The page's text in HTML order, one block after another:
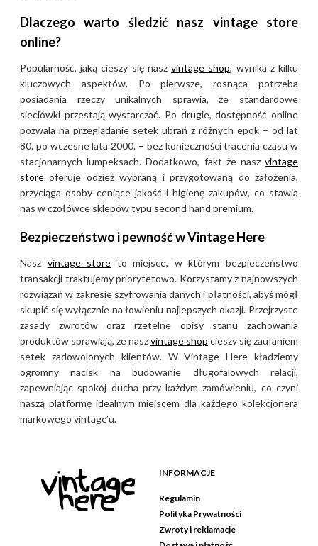
Dla kogo i na jakie okazje –
styl Rab
Odzież marki Rab jest
skierowana przede wszystkim
do profesjonalnych wspinaczy,
alpinistów oraz wymagających
miłośników outdooru, którzy
potrzebują niezawodnej
ochrony w najbardziej
ekstremalnych warunkach
vintage to klasyczny styl
sportowy o technicznym
charakterze, który doskonale
wpisuje się w nurt gorpcore,
łącząc górską funkcjonalność z
miejską wygodą. Ubrania te
najlepiej sprawdzają się
podczas wypraw
wysokogórskich, trekkingu
oraz zimowych aktywności, ale
dzięki swojej legendarnej
doskonałym wyborem do
codziennych, technicznych
stylizacji w przestrzeni
Dlaczego warto śledzić nasz vintage store
online?
Popularność, jaką cieszy się naszvintage shop, wynika z kilku
kluczowych aspektów. Po pierwsze, rosnąca potrzeba
posiadania rzeczy unikalnych sprawia, że standardowe
sieciówki przestają wystarczać. Po drugie, dostępność online
pozwala na przeglądanie setek ubrań z różnych epok – od lat
80. po wczesne lata 2000. – bez konieczności tracenia czasu w
stacjonarnych lumpeksach. Dodatkowo, fakt że nasz vintage
store oferuje odzież wypraną i przygotowaną do założenia,
przyciąga osoby ceniące jakość i higienę zakupów, co stawia
nas w czołówce sklepów typu second hand premium.
Bezpieczeństwo i pewność w Vintage Here
Nasz vintage store to miejsce, w którym bezpieczeństwo
transakcji traktujemy priorytetowo. Korzystamy z najnowszych
rozwiązań w zakresie szyfrowania danych i płatności, abyś mógł
skupić się wyłącznie na łowieniu najlepszych okazji. Przejrzyste
zasady zwrotów oraz rzetelne opisy stanu zachowania
produktów sprawiają, że naszvintage shop cieszy się zaufaniem
setek zadowolonych klientów. W Vintage Here kładziemy
ogromny nacisk na budowanie długofalowych relacji,
zapewniając spokój ducha przy każdym zamówieniu, co czyni
naszą platformę idealnym miejscem dla każdego kolekcjonera
markowego vintage’u.
INFORMACJE
Regulamin
Polityka Prywatności
Zwroty i reklamacje